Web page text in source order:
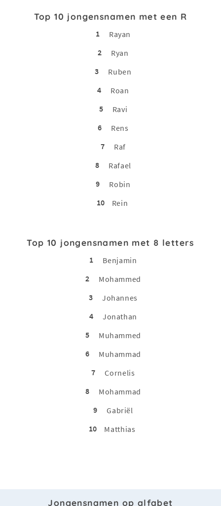
Top 10 jongensnamen met een R
1
Rayan
2
Ryan
3
Ruben
4
Roan
5
Ravi
6
Rens
7
Raf
8
Rafael
9
Robin
10
Rein
Top 10 jongensnamen met 8 letters
1
Benjamin
2
Mohammed
3
Johannes
4
Jonathan
5
Muhammed
6
Muhammad
7
Cornelis
8
Mohammad
9
Gabriël
10
Matthias
Jongensnamen op alfabet